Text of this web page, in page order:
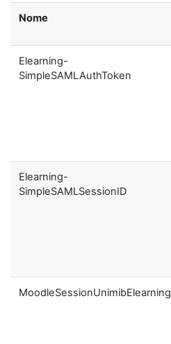
Nome
Elearning-
SimpleSAMLAuthToken
Elearning-
SimpleSAMLSessionID
MoodleSessionUnimibElearning